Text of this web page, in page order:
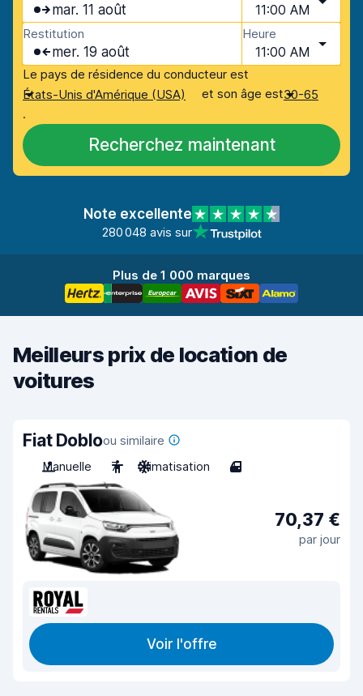
mar. 11 août 11:00 AM
Restitution
mer. 19 août
Heure
11:00 AM
Le pays de résidence du conducteur est
États-Unis d'Amérique (USA)
et son âge est30-65
.
Recherchez maintenant
Note excellente
280 048 avis sur
Plus de 1 000 marques
Meilleurs prix de location de
voitures
Fiat Dobloou similaire
Manuelle
7 Climatisation 4
70,37 €
par jour
Voir l'offre